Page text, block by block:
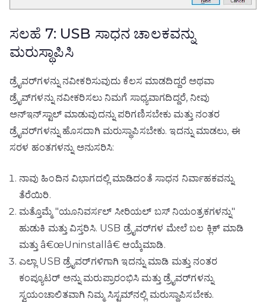
ಸಲಹೆ 7: USB ಸಾಧನ ಚಾಲಕವನ್ನು
ಮರುಸ್ಥಾಪಿಸಿ
ಡ್ರೈವರ್‌ಗಳನ್ನು ನವೀಕರಿಸುವುದು ಕೆಲಸ ಮಾಡದಿದ್ದರೆ ಅಥವಾ
ಡ್ರೈವ್‌ಗಳನ್ನು ನವೀಕರಿಸಲು ನಿಮಗೆ ಸಾಧ್ಯವಾಗದಿದ್ದರೆ, ನೀವು
ಅನ್‌ಇನ್‌ಸ್ಟಾಲ್ ಮಾಡುವುದನ್ನು ಪರಿಗಣಿಸಬೇಕು ಮತ್ತು ನಂತರ
ಡ್ರೈವರ್‌ಗಳನ್ನು ಹೊಸದಾಗಿ ಮರುಸ್ಥಾಪಿಸಬೇಕು. ಇದನ್ನು ಮಾಡಲು, ಈ
ಸರಳ ಹಂತಗಳನ್ನು ಅನುಸರಿಸಿ:
ನಾವು ಹಿಂದಿನ ವಿಭಾಗದಲ್ಲಿ ಮಾಡಿದಂತೆ ಸಾಧನ ನಿರ್ವಾಹಕವನ್ನು
ತೆರೆಯಿರಿ.
ಮತ್ತೊಮ್ಮೆ "ಯೂನಿವರ್ಸಲ್ ಸೀರಿಯಲ್ ಬಸ್ ನಿಯಂತ್ರಕಗಳನ್ನು"
ಹುಡುಕಿ ಮತ್ತು ವಿಸ್ತರಿಸಿ. USB ಡ್ರೈವರ್‌ಗಳ ಮೇಲೆ ಬಲ ಕ್ಲಿಕ್ ಮಾಡಿ
ಮತ್ತು â€œUninstallâ€ ಆಯ್ಕೆಮಾಡಿ.
ಎಲ್ಲಾ USB ಡ್ರೈವರ್‌ಗಳಿಗಾಗಿ ಇದನ್ನು ಮಾಡಿ ಮತ್ತು ನಂತರ
ಕಂಪ್ಯೂಟರ್ ಅನ್ನು ಮರುಪ್ರಾರಂಭಿಸಿ ಮತ್ತು ಡ್ರೈವರ್‌ಗಳನ್ನು
ಸ್ವಯಂಚಾಲಿತವಾಗಿ ನಿಮ್ಮ ಸಿಸ್ಟಮ್‌ನಲ್ಲಿ ಮರುಸ್ಥಾಪಿಸಬೇಕು.